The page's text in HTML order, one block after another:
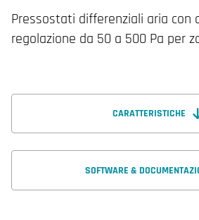
Pressostati differenziali aria con
regolazione da 50 a 500 Pa per
CARATTERISTICHE
SOFTWARE &